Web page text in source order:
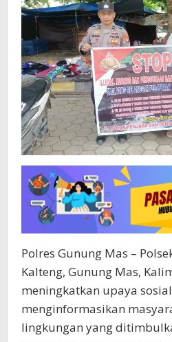
Polres Gunung Mas –
Kalteng, Gunung Mas,
meningkatkan upaya
menginformasikan
lingkungan yang